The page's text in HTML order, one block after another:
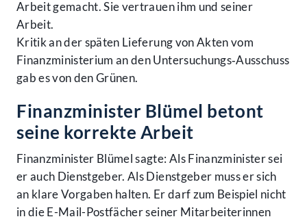
Arbeit gemacht. Sie vertrauen ihm und seiner
Arbeit.
Kritik an der späten Lieferung von Akten vom
Finanz­ministerium an den Untersuchungs‑Ausschuss
gab es von den Grünen.
Finanzminister Blümel betont
seine korrekte Arbeit
Finanzminister Blümel sagte: Als Finanz­minister sei
er auch Dienst­geber. Als Dienst­geber muss er sich
an klare Vor­gaben halten. Er darf zum Bei­spiel nicht
in die E-Mail-Post­fächer seiner Mitarbeiterinnen